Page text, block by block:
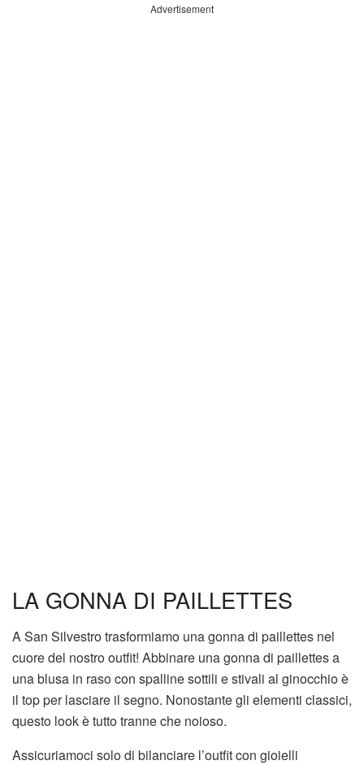
Advertisement
LA GONNA DI PAILLETTES
A San Silvestro trasformiamo una gonna di paillettes nel
cuore del nostro outfit! Abbinare una gonna di paillettes a
una blusa in raso con spalline sottili e stivali al ginocchio è
il top per lasciare il segno. Nonostante gli elementi classici,
questo look è tutto tranne che noioso.
Assicuriamoci solo di bilanciare l’outfit con gioielli